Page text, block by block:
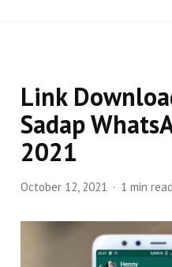
Link
Sadap
2021
October 12, 2021 1 min read